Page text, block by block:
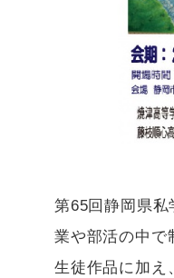
第65回静岡県
業や部活の中で
生徒作品に加え